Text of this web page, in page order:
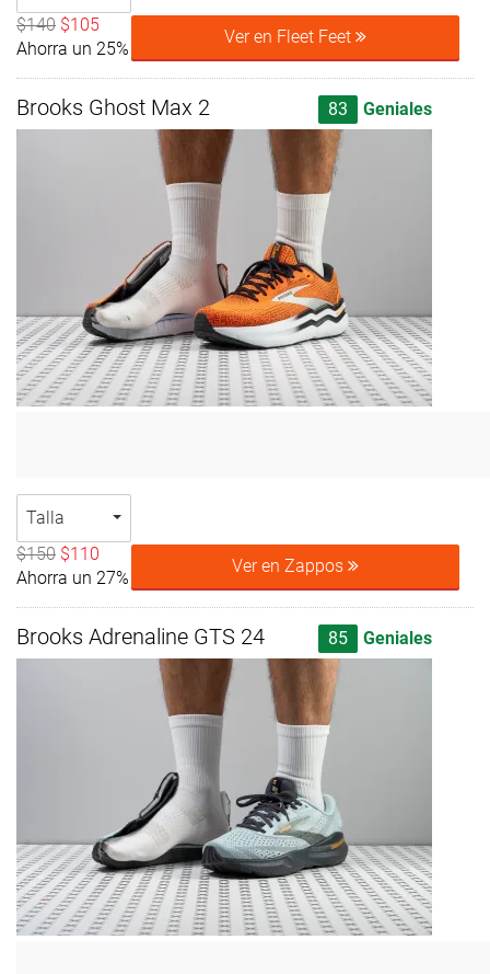
$140 $105
Ahorra un 25%
Ver en Fleet Feet
Brooks Ghost Max 2 83 Geniales
Talla
$150 $110
Ahorra un 27%
Ver en Zappos
Brooks Adrenaline GTS 24 85 Geniales